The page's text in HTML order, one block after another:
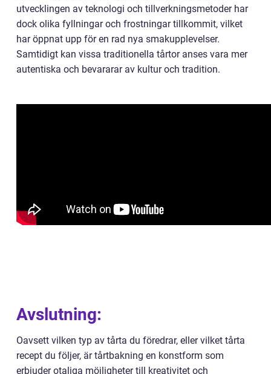
utvecklingen av teknologi och tillverkningsmetoder har
dock olika fyllningar och frostningar tillkommit, vilket
har öppnat upp för en rad nya smakupplevelser.
Samtidigt kan vissa traditionella tårtor anses vara mer
autentiska och bevararar av kultur och tradition.
Avslutning:
Oavsett vilken typ av tårta du föredrar, eller vilket tårta
recept du följer, är tårtbakning en konstform som
erbjuder otaliga möjligheter till kreativitet och